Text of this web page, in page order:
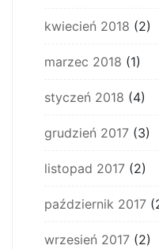
kwiecień 2018 (2)
marzec 2018 (1)
styczeń 2018 (4)
grudzień 2017 (3)
listopad 2017 (2)
październik 2017
wrzesień 2017 (2)